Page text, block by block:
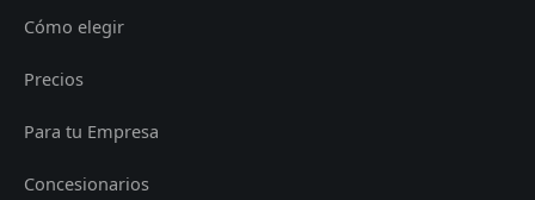
Cómo elegir
Precios
Para tu Empresa
Concesionarios